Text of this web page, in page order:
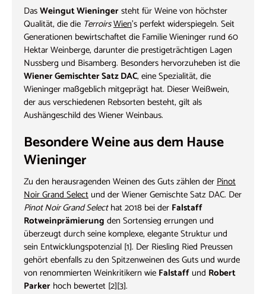
DasWeingut Wieningersteht für Weine von höchster
Qualität, die die TerroirsWien's perfekt widerspiegeln. Seit
Generationen bewirtschaftet die Familie Wieninger rund 60
Hektar Weinberge, darunter die prestigeträchtigen Lagen
Nussberg und Bisamberg. Besonders hervorzuheben ist die
Wiener Gemischter Satz DAC, eine Spezialität, die
Wieninger maßgeblich mitgeprägt hat. Dieser Weißwein,
der aus verschiedenen Rebsorten besteht, gilt als
Aushängeschild des Wiener Weinbaus.
Besondere Weine aus dem Hause
Wieninger
Zu den herausragenden Weinen des Guts zählen derPinot
Noir Grand Selectund der Wiener Gemischte Satz DAC. Der
Pinot Noir Grand Selecthat 2018 bei der Falstaff
Rotweinprämierung den Sortensieg errungen und
überzeugt durch seine komplexe, elegante Struktur und
sein Entwicklungspotenzial [1]. Der Riesling Ried Preussen
gehört ebenfalls zu den Spitzenweinen des Guts und wurde
von renommierten Weinkritikern wie Falstaffund Robert
Parker hoch bewertet [2][3].